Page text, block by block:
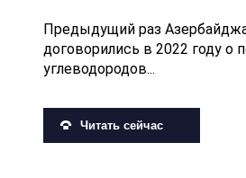
Предыдущий раз
договорились в 2022 году о
углеводородов...
Читать сейчас